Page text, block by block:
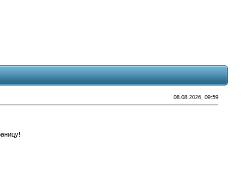
08.08.2026, 09:59